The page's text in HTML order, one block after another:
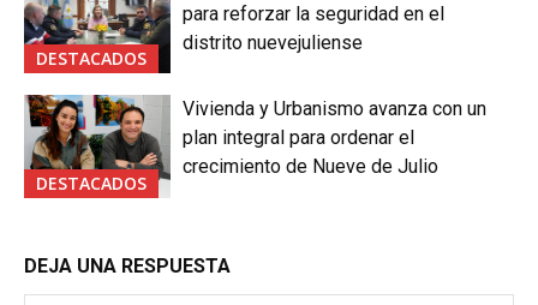
DESTACADOS
para reforzar la seguridad en el
distrito nuevejuliense
DESTACADOS
Vivienda y Urbanismo avanza con un
plan integral para ordenar el
crecimiento de Nueve de Julio
DEJA UNA RESPUESTA